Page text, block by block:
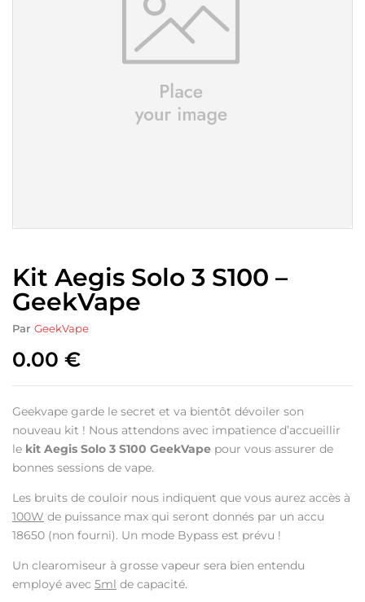
Kit Aegis Solo 3 S100 –
GeekVape
Par GeekVape
0.00 €
Geekvape garde le secret et va bientôt dévoiler son
nouveau kit ! Nous attendons avec impatience d’accueillir
le kit Aegis Solo 3 S100 GeekVape pour vous assurer de
bonnes sessions de vape.
Les bruits de couloir nous indiquent que vous aurez accès à
100W de puissance max qui seront donnés par un accu
18650 (non fourni). Un mode Bypass est prévu !
Un clearomiseur à grosse vapeur sera bien entendu
employé avec 5ml de capacité.